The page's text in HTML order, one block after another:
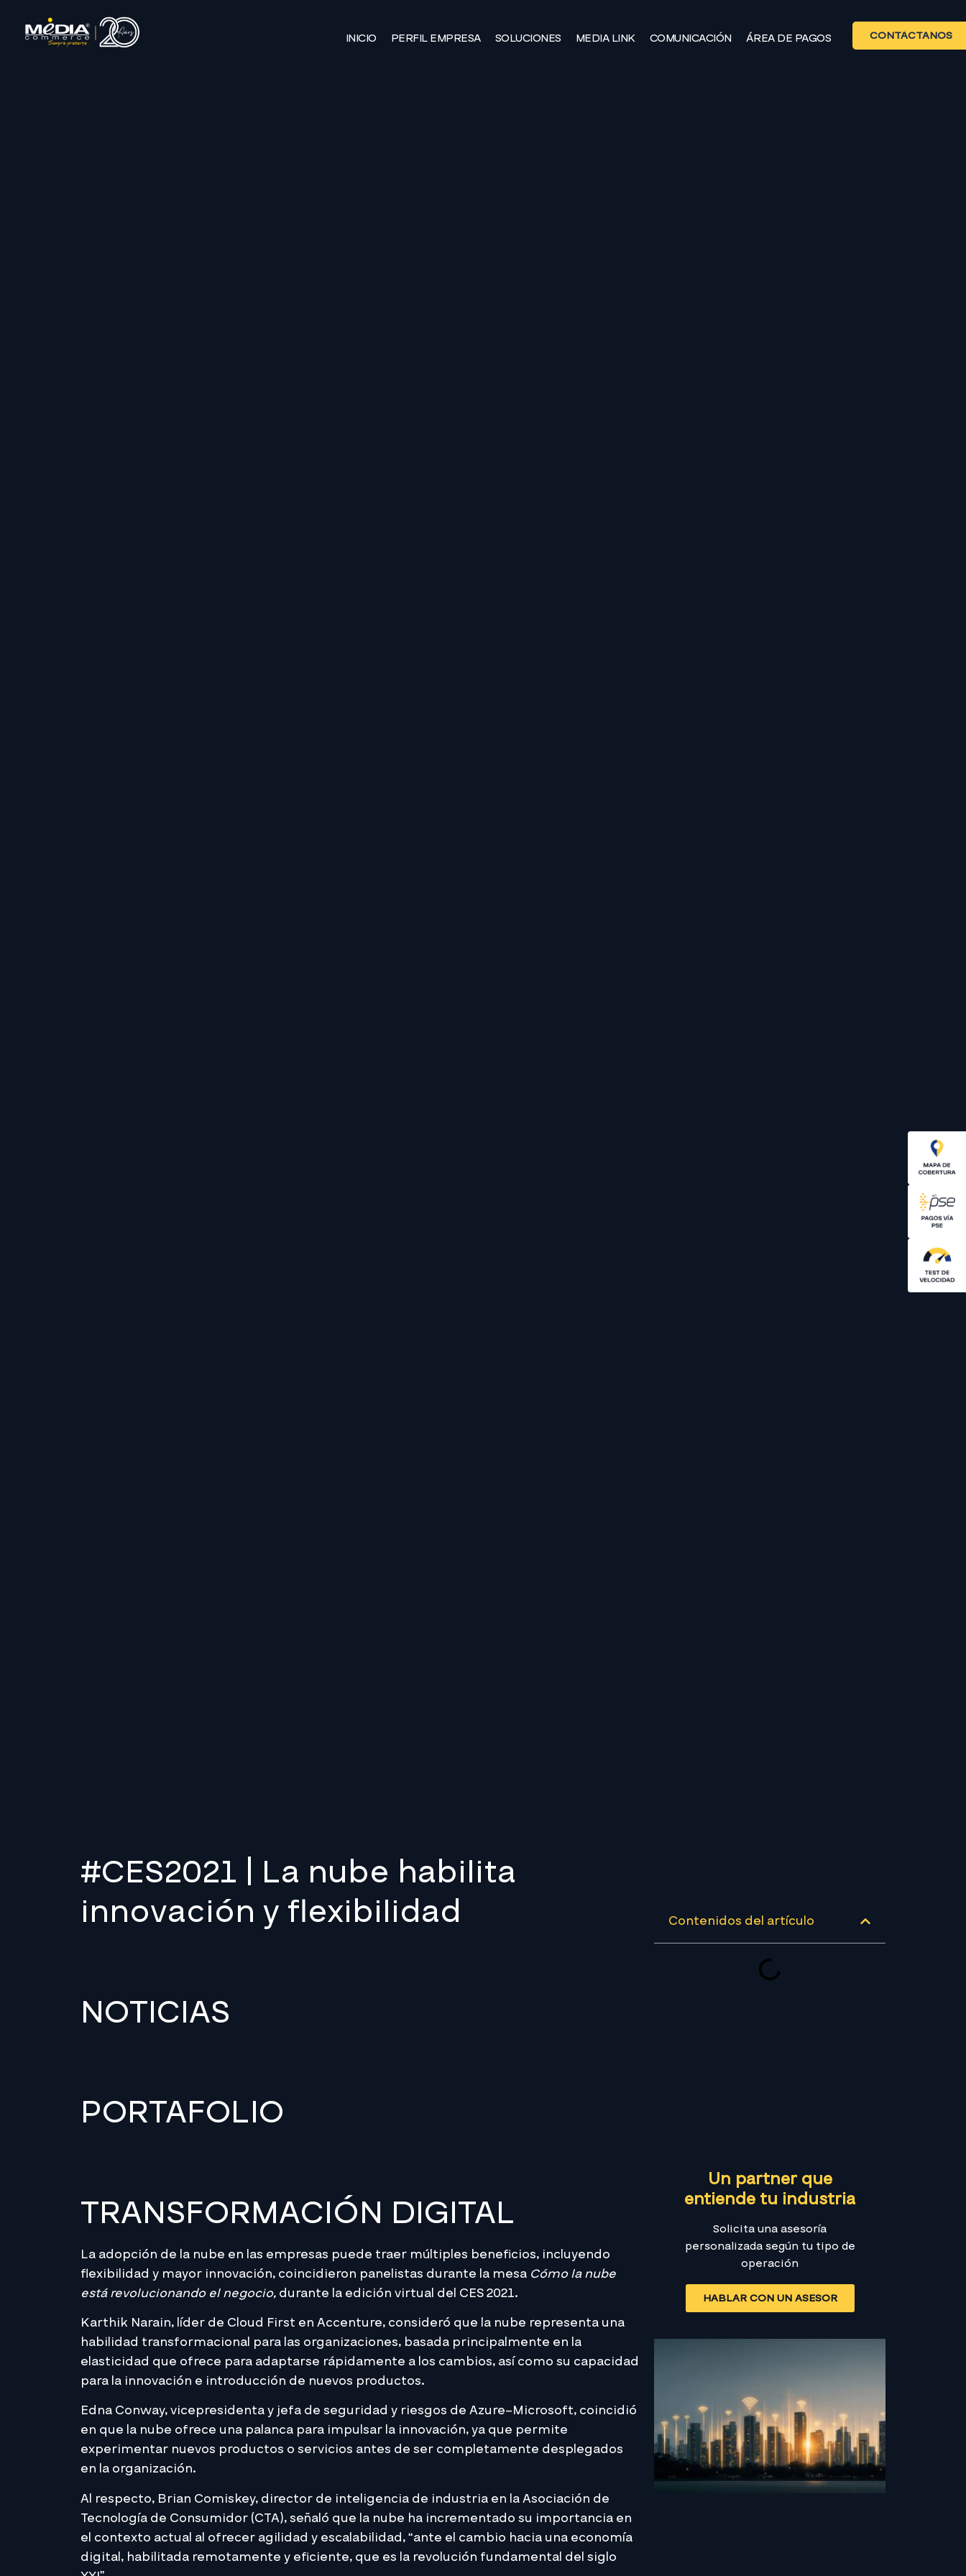
INICIO PERFIL EMPRESA SOLUCIONES MEDIA LINK COMUNICACIÓN ÁREA DE PAGOS CONTÁCTANOS
#CES2021 | La nube habilita
innovación y flexibilidad
NOTICIAS
PORTAFOLIO
TRANSFORMACIÓN DIGITAL
La adopción de la nube en las empresas puede traer múltiples beneficios, incluyendo
flexibilidad y mayor innovación, coincidieron panelistas durante la mesa Cómo la nube
está revolucionando el negocio, durante la edición virtual del CES 2021.
Karthik Narain, líder de Cloud First en Accenture, consideró que la nube representa una
habilidad transformacional para las organizaciones, basada principalmente en la
elasticidad que ofrece para adaptarse rápidamente a los cambios, así como su capacidad
para la innovación e introducción de nuevos productos.
Edna Conway, vicepresidenta y jefa de seguridad y riesgos de Azure–Microsoft, coincidió
en que la nube ofrece una palanca para impulsar la innovación, ya que permite
experimentar nuevos productos o servicios antes de ser completamente desplegados
en la organización.
Al respecto, Brian Comiskey, director de inteligencia de industria en la Asociación de
Tecnología de Consumidor (CTA), señaló que la nube ha incrementado su importancia en
el contexto actual al ofrecer agilidad y escalabilidad, “ante el cambio hacia una economía
digital, habilitada remotamente y eficiente, que es la revolución fundamental del siglo
Contenidos del artículo
Un partner que
entiende tu industria
Solicita una asesoría
personalizada según tu tipo de
operación
HABLAR CON UN ASESOR